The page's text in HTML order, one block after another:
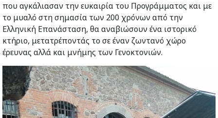
που αγκάλιασαν την ευκαιρία του Προγράμματος και με
το μυαλό στη σημασία των 200 χρόνων από την
Ελληνική Επανάσταση, θα αναβιώσουν ένα ιστορικό
κτήριο, μετατρέποντάς το σε έναν ζωντανό χώρο
έρευνας αλλά και μνήμης των Γενοκτονιών.